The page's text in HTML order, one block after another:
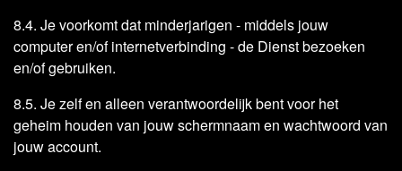
8.4. Je voorkomt dat minderjarigen - middels jouw
computer en/of internetverbinding - de Dienst bezoeken
en/of gebruiken.
8.5. Je zelf en alleen verantwoordelijk bent voor het
geheim houden van jouw schermnaam en wachtwoord van
jouw account.